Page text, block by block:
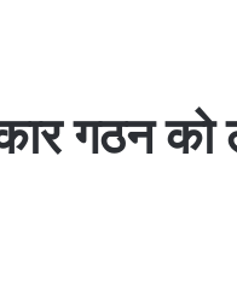
गठन